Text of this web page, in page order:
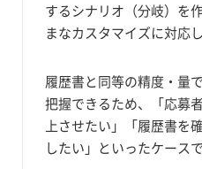
するシナリオ（分岐）を
まなカスタマイズに対応
履歴書と同等の精度・量
把握できるため、「応募
上させたい」「履歴書を
したい」といったケース